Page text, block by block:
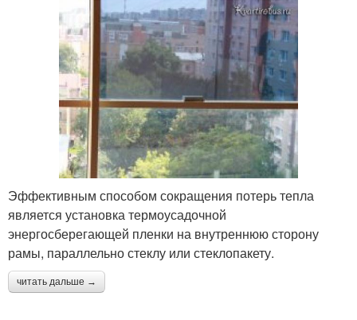
Эффективным способом сокращения потерь тепла
является установка термоусадочной
энергосберегающей пленки на внутреннюю сторону
рамы, параллельно стеклу или стеклопакету.
читать дальше →